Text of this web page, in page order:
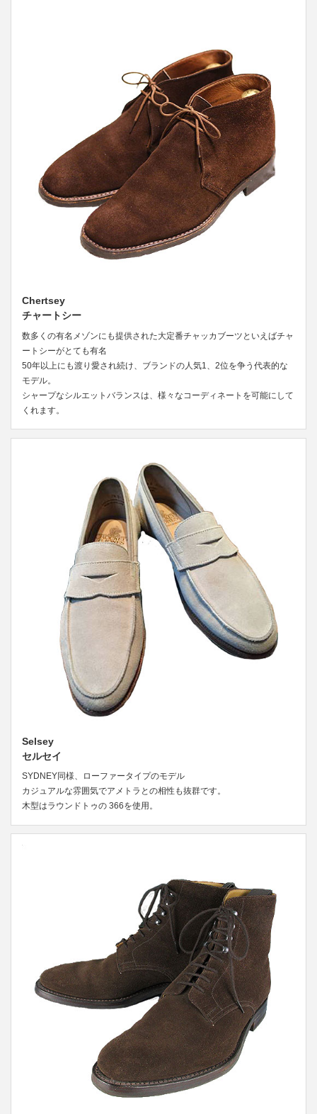
Chertsey
チャートシー
数多くの有名メゾンにも提供された大定番チャッカブーツといえばチャ
ートシーがとても有名
50年以上にも渡り愛され続け、ブランドの人気1、2位を争う代表的な
モデル。
シャープなシルエットバランスは、様々なコーディネートを可能にして
くれます。
Selsey
セルセイ
SYDNEY同様、ローファータイプのモデル
カジュアルな雰囲気でアメトラとの相性も抜群です。
木型はラウンドトゥの 366を使用。